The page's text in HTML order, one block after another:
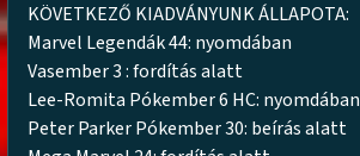
KÖVETKEZŐ KIADVÁNYUNK ÁLLAPOTA:
Marvel Legendák 44: nyomdában
Vasember 3 : fordítás alatt
Lee-Romita Pókember 6 HC: nyomdában
Peter Parker Pókember 30: beírás alatt